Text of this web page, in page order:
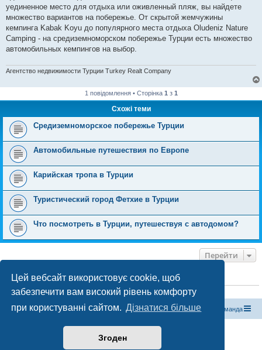
Цей вебсайт використовує cookie, щоб
забезпечити вам високий рівень комфорту
при користуванні сайтом. Дізнатися більше
Згоден
уединенное место для отдыха или оживленный пляж, вы найдете
множество вариантов на побережье. От скрытой жемчужины
кемпинга Kabak Koyu до популярного места отдыха Oludeniz Nature
Camping - на средиземноморском побережье Турции есть множество
автомобильных кемпингов на выбор.
Агентство недвижимости Турции Turkey Realt Company
1 повідомлення • Сторінка 1 з 1
Схожі теми
Средиземноморское побережье Турции
Автомобильные путешествия по Европе
Карийская тропа в Турции
Туристический город Фетхие в Турции
Что посмотреть в Турции, путешествуя с автодомом?
Перейти
ХТО ЗАРАЗ ОНЛАЙН
Зараз переглядають цей форум:ClaudeBot [бот ШІ]і 0 гостей
Магазин спорядження Туристичний форум «Рюкзак» Команда
Працює на phpBB® Forum Software © phpBB Limited
Конфіденційність